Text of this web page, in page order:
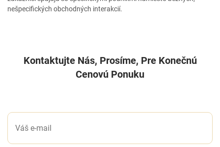
nešpecifických obchodných interakcií.
Kontaktujte Nás, Prosíme, Pre Konečnú
Cenovú Ponuku